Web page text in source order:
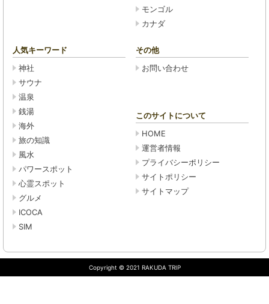
モンゴル
カナダ
人気キーワード
神社
サウナ
温泉
銭湯
海外
旅の知識
風水
パワースポット
心霊スポット
グルメ
ICOCA
SIM
その他
お問い合わせ
このサイトについて
HOME
運営者情報
プライバシーポリシー
サイトポリシー
サイトマップ
Copyright © 2021 RAKUDA TRIP